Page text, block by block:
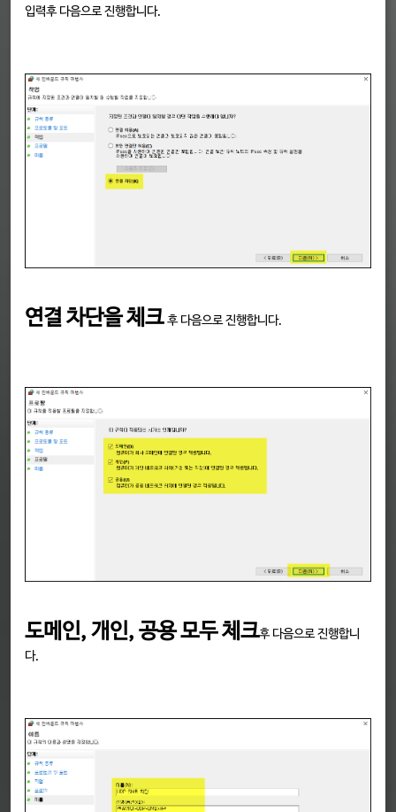
입력후 다음으로 진행합니다.
연결 차단을 체크후 다음으로 진행합니다.
도메인, 개인, 공용 모두 체크후 다음으로 진행합니
다.